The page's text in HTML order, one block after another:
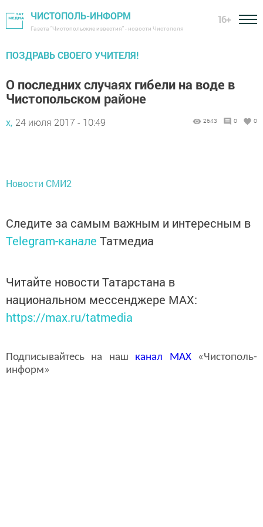
ЧИСТОПОЛЬ-ИНФОРМ
Газета "Чистопольские известия" - новости Чистополя
16+
ПОЗДРАВЬ СВОЕГО УЧИТЕЛЯ!
О последних случаях гибели на воде в
Чистопольском районе
х, 24 июля 2017 - 10:49 2643 0 0
Новости СМИ2
Следите за самым важным и интересным в
Telegram-канале Татмедиа
Читайте новости Татарстана в
национальном мессенджере MАХ:
https://max.ru/tatmedia
Подписывайтесь на наш канал MAX«Чистополь-
информ»